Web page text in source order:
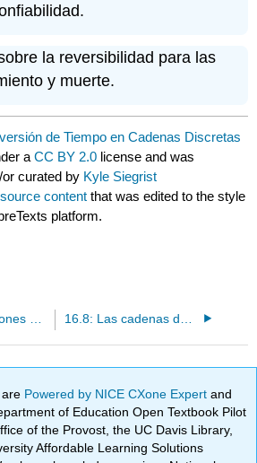
la reversibilidad para las
y muerte.
de Tiempo en Cadenas Discretas
aCC BY 2.0 license and was
curated by Kyle Siegrist
source content that was edited to the style
platform.
Powered by NICE CXone Expertand
of Education Open Textbook Pilot
of the Provost, the UC Davis Library,
Affordable Learning Solutions